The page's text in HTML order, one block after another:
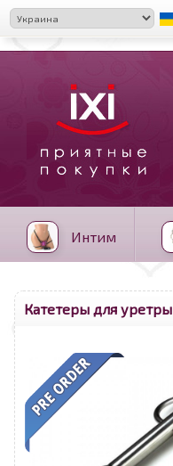
Интим
Катетеры для уретры